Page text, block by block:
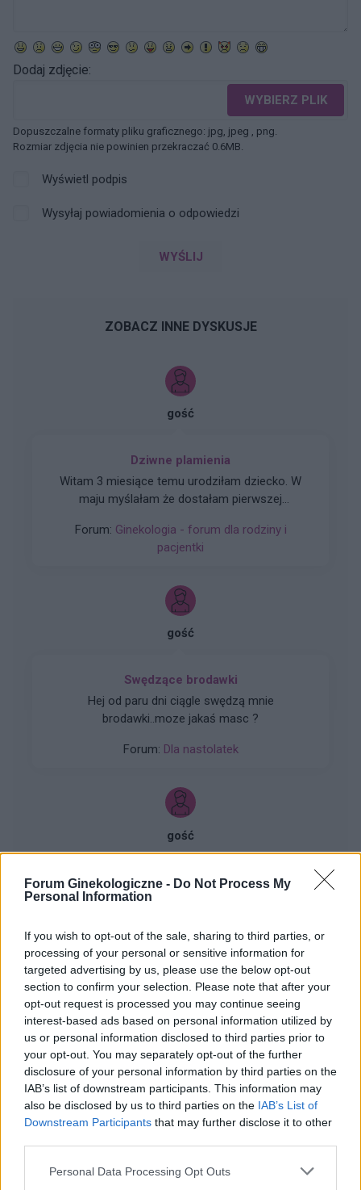
Forum Ginekologiczne - Do Not Process My
Personal Information
If you wish to opt-out of the sale, sharing to third parties, or
processing of your personal or sensitive information for
targeted advertising by us, please use the below opt-out
section to confirm your selection. Please note that after your
opt-out request is processed you may continue seeing
interest-based ads based on personal information utilized by
us or personal information disclosed to third parties prior to
your opt-out. You may separately opt-out of the further
disclosure of your personal information by third parties on the
IAB’s list of downstream participants. This information may
also be disclosed by us to third parties on the IAB’s List of
Downstream Participants that may further disclose it to other
Personal Data Processing Opt Outs
Dodaj zdjęcie:
WYBIERZ PLIK
Dopuszczalne formaty pliku graficznego: jpg, jpeg , png.
Rozmiar zdjęcia nie powinien przekraczać 0.6MB.
Wyświetl podpis
Wysyłaj powiadomienia o odpowiedzi
WYŚLIJ
ZOBACZ INNE DYSKUSJE
gość
Dziwne plamienia
Witam 3 miesiące temu urodziłam dziecko. W
maju myślałam że dostałam pierwszej
typowe jak na okres. Przypominało to bardziej
takie plamienie i to nie żywą różową Kris ze
dnia był a na drugi dzień było czysto. I robi się
mi tak co 2 tyg raz trwa 3 dni a raz 6 jak przy
Forum: Ginekologia - forum dla rodziny i
pacjentki
gość
Swędzące brodawki
Hej od paru dni ciągle swędzą mnie
brodawki..moze jakaś masc ?
Forum: Dla nastolatek
gość
Test beta hcg kiedy?
Witam, chciałabym sprawdzić czy nie zaszłam
stwierdzić czy doszło do owulacji, jestem w 22
dniu cyklu czy zrobienie takiego testu w tym
czasie da mi prawdziwy wynik żeby się nie
stresować na zapas czy w jakim czasie zrobić
taki test?
Forum:Ginekologia - forum dla rodziny i
pacjentki
gość
Brak okresu po porodzie
Hej! 6 miesięcy po porodzie , nie karmię piersią.
systen 50 i ponownie luteinę, które również
Forum:Ginekologia - forum dla rodziny i